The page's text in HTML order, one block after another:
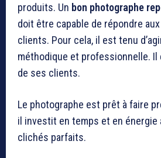
produits. Un bon photographe
doit être capable de répondre
clients. Pour cela, il est tenu
méthodique et professionnelle. Il
de ses clients.
Le photographe est prêt à faire
il investit en temps et en énergie
clichés parfaits.